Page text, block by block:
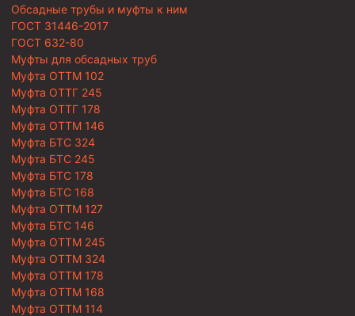
Обсадные трубы и муфты к ним
ГОСТ 31446-2017
ГОСТ 632-80
Муфты для обсадных труб
Муфта ОТТМ 102
Муфта ОТТГ 245
Муфта ОТТГ 178
Муфта ОТТМ 146
Муфта БТС 324
Муфта БТС 245
Муфта БТС 178
Муфта БТС 168
Муфта ОТТМ 127
Муфта БТС 146
Муфта ОТТМ 245
Муфта ОТТМ 324
Муфта ОТТМ 178
Муфта ОТТМ 168
Муфта ОТТМ 114